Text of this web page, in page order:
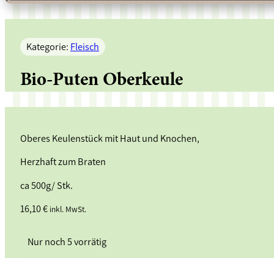
Kategorie: Fleisch
Bio-Puten Oberkeule
Oberes Keulenstück mit Haut und Knochen,
Herzhaft zum Braten
ca 500g/ Stk.
16,10€ inkl. MwSt.
Nur noch 5 vorrätig